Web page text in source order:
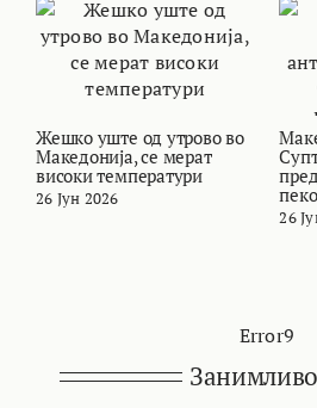
Жешко уште од утрово во
Македонија, се мерат
високи температури
26 Јун 2026
26
Error9